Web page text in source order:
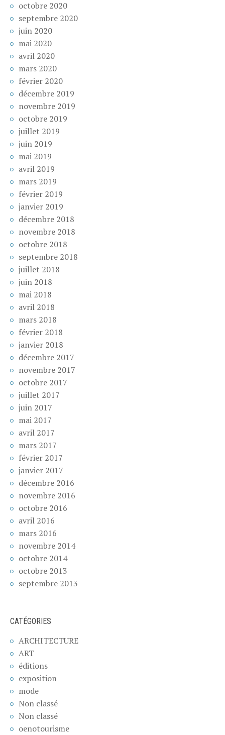
octobre 2020
septembre 2020
juin 2020
mai 2020
avril 2020
mars 2020
février 2020
décembre 2019
novembre 2019
octobre 2019
juillet 2019
juin 2019
mai 2019
avril 2019
mars 2019
février 2019
janvier 2019
décembre 2018
novembre 2018
octobre 2018
septembre 2018
juillet 2018
juin 2018
mai 2018
avril 2018
mars 2018
février 2018
janvier 2018
décembre 2017
novembre 2017
octobre 2017
juillet 2017
juin 2017
mai 2017
avril 2017
mars 2017
février 2017
janvier 2017
décembre 2016
novembre 2016
octobre 2016
avril 2016
mars 2016
novembre 2014
octobre 2014
octobre 2013
septembre 2013
CATÉGORIES
ARCHITECTURE
ART
éditions
exposition
mode
Non classé
Non classé
oenotourisme